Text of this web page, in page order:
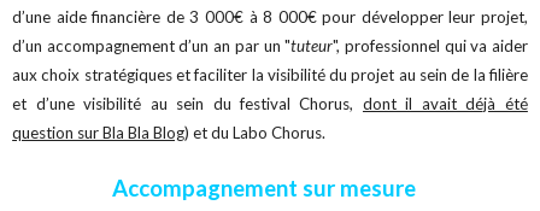
d’une aide financière de 3 000€ à 8 000€ pour développer leur projet,
d’un accompagnement d’un an par un "tuteur", professionnel qui va aider
aux choix stratégiques et faciliter la visibilité du projet au sein de la filière
et d’une visibilité au sein du festival Chorus, dont il avait déjà été
question sur Bla Bla Blog) et du Labo Chorus.
Accompagnement sur mesure